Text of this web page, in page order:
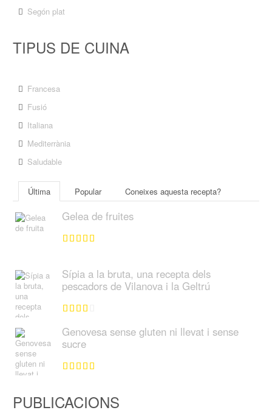
Segón plat
TIPUS DE CUINA
Francesa
Fusió
Italiana
Mediterrània
Saludable
Última Popular Coneixes aquesta recepta?
Gelea de fruites
Sípia a la bruta, una recepta dels
pescadors de Vilanova i la Geltrú
Genovesa sense gluten ni llevat i sense
sucre
PUBLICACIONS